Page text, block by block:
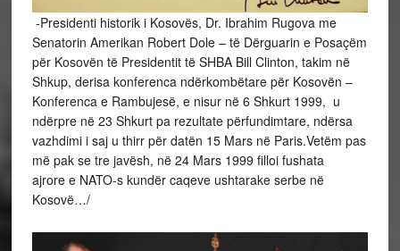
-Presidenti historik i Kosovës, Dr. Ibrahim Rugova me
Senatorin Amerikan Robert Dole – të Dërguarin e Posaçëm
për Kosovën të Presidentit të SHBA Bill Clinton, takim në
Shkup, derisa konferenca ndërkombëtare për Kosovën –
Konferenca e Rambujesë, e nisur në 6 Shkurt 1999, u
ndërpre në 23 Shkurt pa rezultate përfundimtare, ndërsa
vazhdimi i saj u thirr për datën 15 Mars në Paris.Vetëm pas
më pak se tre javësh, në 24 Mars 1999 filloi fushata
ajrore e NATO-s kundër caqeve ushtarake serbe në
Kosovë…/